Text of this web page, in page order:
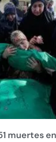
muertes